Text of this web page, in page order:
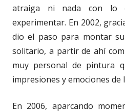
atraiga ni nada con lo
experimentar. En 2002,
dio el paso para montar
solitario, a partir de ahí
muy personal de pintura
impresiones y emociones de
En 2006, aparcando